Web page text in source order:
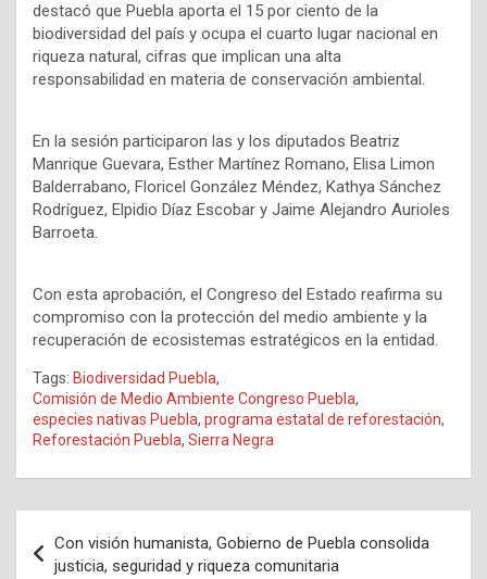
destacó que Puebla aporta el 15 por ciento de la
biodiversidad del país y ocupa el cuarto lugar nacional en
riqueza natural, cifras que implican una alta
responsabilidad en materia de conservación ambiental.
En la sesión participaron las y los diputados Beatriz
Manrique Guevara, Esther Martínez Romano, Elisa Limon
Balderrabano, Floricel González Méndez, Kathya Sánchez
Rodríguez, Elpidio Díaz Escobar y Jaime Alejandro Aurioles
Barroeta.
Con esta aprobación, el Congreso del Estado reafirma su
compromiso con la protección del medio ambiente y la
recuperación de ecosistemas estratégicos en la entidad.
Tags: Biodiversidad Puebla,
Comisión de Medio Ambiente Congreso Puebla,
especies nativas Puebla, programa estatal de reforestación,
Reforestación Puebla, Sierra Negra
de
Con visión humanista, Gobierno de Puebla consolida
justicia, seguridad y riqueza comunitaria